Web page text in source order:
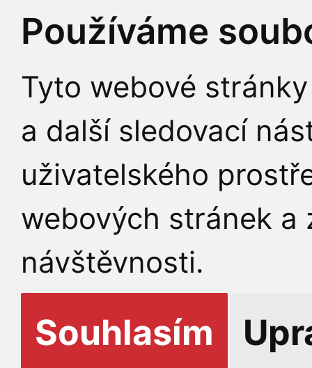
Používáme
Tyto webové
a další sledovací
uživatelského
webových stránek a
návštěvnosti.
Souhlasím